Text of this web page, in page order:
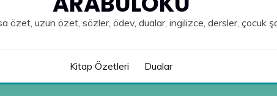
özet, uzun özet, sözler, ödev, dualar, ingilizce, dersler, çocuk
Kitap Özetleri Dualar